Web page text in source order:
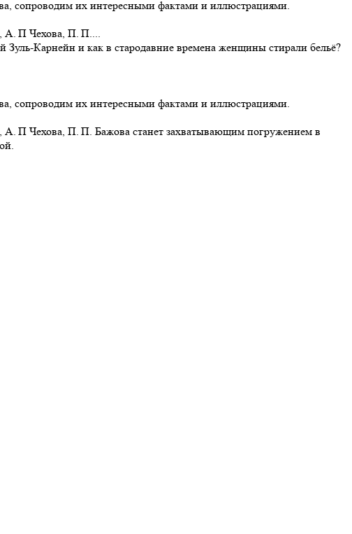
сопроводим их интересными фактами и иллюстрациями.
А. П Чехова, П. П....
Зуль-Карнейн и как в стародавние времена женщины стирали бельё?
сопроводим их интересными фактами и иллюстрациями.
А. П Чехова, П. П. Бажова станет захватывающим погружением в